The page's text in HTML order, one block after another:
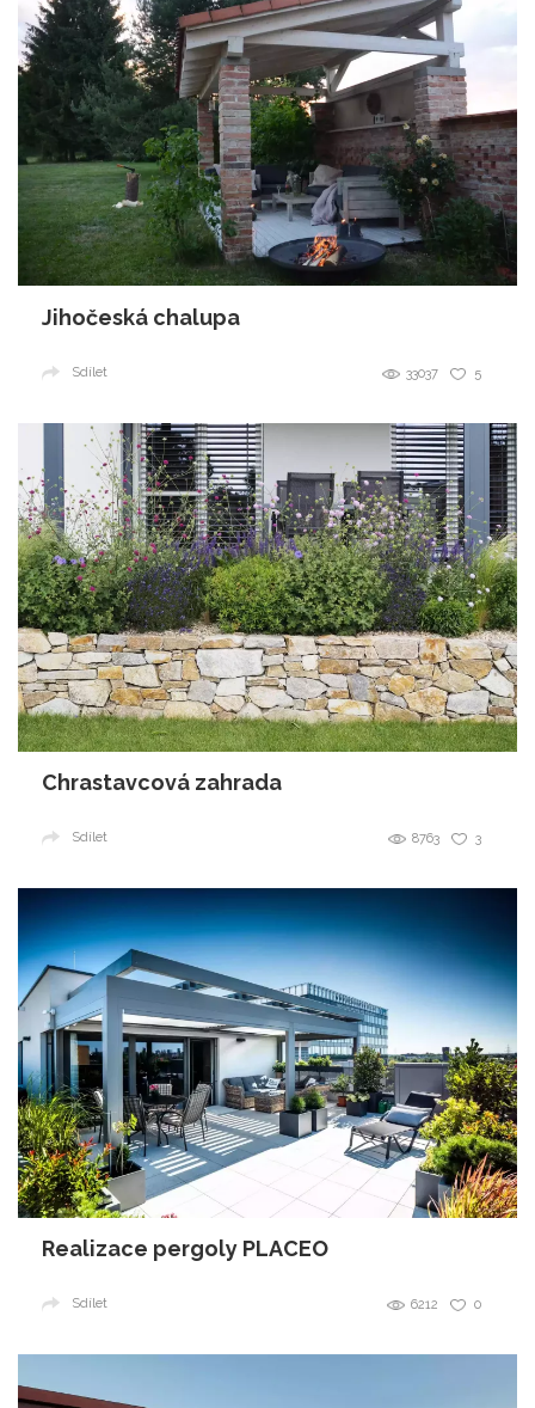
Jihočeská chalupa
5
33037
Sdílet
Chrastavcová zahrada
3
8763
Sdílet
Realizace pergoly PLACEO
0
6212
Sdílet